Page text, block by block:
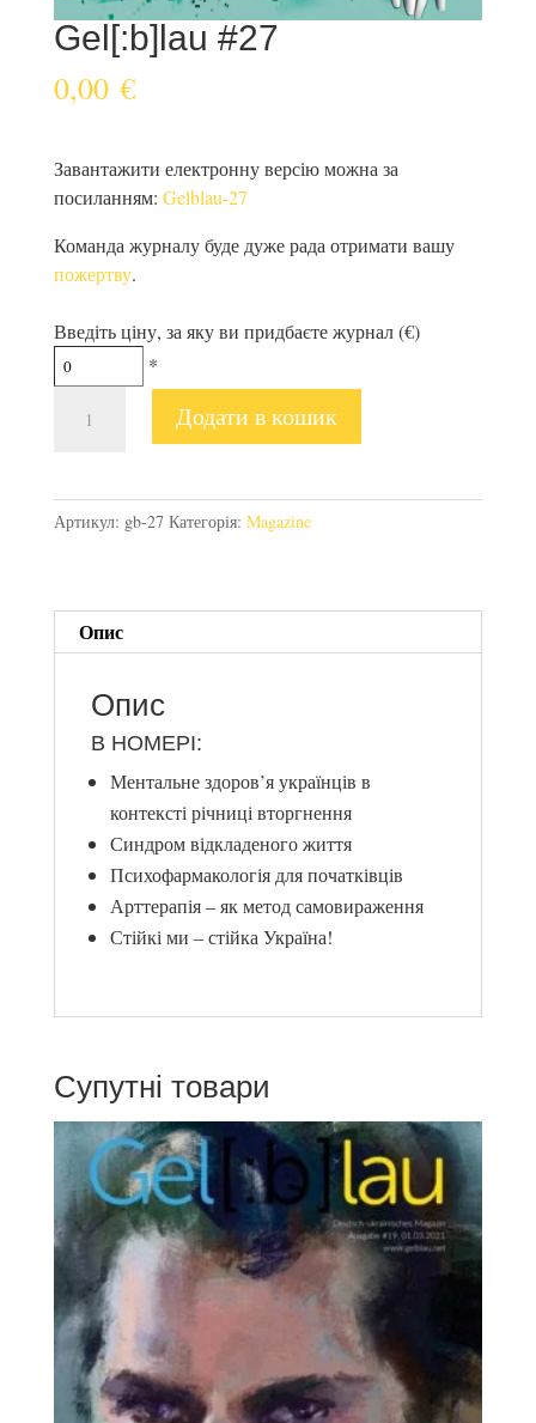
Gel[:b]lau #27
0,00 €
Завантажити електронну версію можна за
посиланням: Gelblau-27
Команда журналу буде дуже рада отримати вашу
пожертву.
Введіть ціну, за яку ви придбаєте журнал (€)
*
Додати в кошик
Артикул: gb-27 Категорія: Magazine
Опис
Опис
В НОМЕРІ:
Ментальне здоров’я українців в
контексті річниці вторгнення
Синдромвідкладеного життя
Психофармакологія для початківців
Арттерапія – як метод самовираження
Стійкі ми – стійка Україна!
Супутні товари